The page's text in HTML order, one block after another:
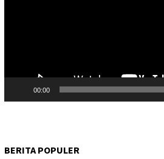
00:00
BERITA POPULER